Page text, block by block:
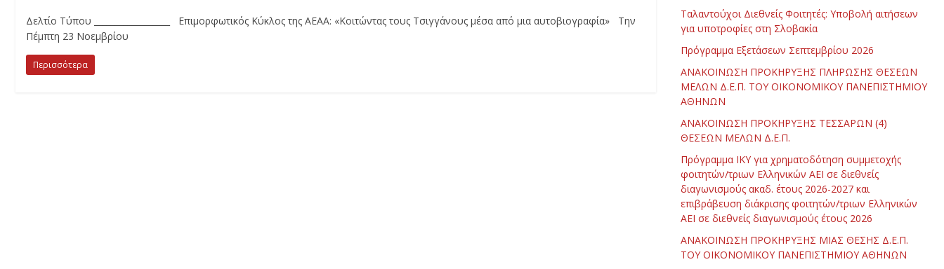
Δελτίο Τύπου __________________ Επιμορφωτικός Κύκλος της ΑΕΑΑ: «Κοιτώντας τους Τσιγγάνους μέσα από μια αυτοβιογραφία» Την
Πέμπτη 23 Νοεμβρίου
Περισσότερα
Ταλαντούχοι Διεθνείς Φοιτητές: Υποβολή αιτήσεων
για υποτροφίες στη Σλοβακία
Πρόγραμμα Εξετάσεων Σεπτεμβρίου 2026
ΑΝΑΚΟΙΝΩΣΗ ΠΡΟΚΗΡΥΞΗΣ ΠΛΗΡΩΣΗΣ ΘΕΣΕΩΝ
ΜΕΛΩΝ Δ.Ε.Π. ΤΟΥ ΟΙΚΟΝΟΜΙΚΟΥ ΠΑΝΕΠΙΣΤΗΜΙΟΥ
ΑΘΗΝΩΝ
ΑΝΑΚΟΙΝΩΣΗ ΠΡΟΚΗΡΥΞΗΣ ΤΕΣΣΑΡΩΝ (4)
ΘΕΣΕΩΝ ΜΕΛΩΝ Δ.Ε.Π.
Πρόγραμμα ΙΚΥ για χρηματοδότηση συμμετοχής
φοιτητών/τριων Ελληνικών ΑΕΙ σε διεθνείς
διαγωνισμούς ακαδ. έτους 2026-2027 και
επιβράβευση διάκρισης φοιτητών/τριων Ελληνικών
ΑΕΙ σε διεθνείς διαγωνισμούς έτους 2026
ΑΝΑΚΟΙΝΩΣΗ ΠΡΟΚΗΡΥΞΗΣ ΜΙΑΣ ΘΕΣΗΣ Δ.Ε.Π.
ΤΟΥ ΟΙΚΟΝΟΜΙΚΟΥ ΠΑΝΕΠΙΣΤΗΜΙΟΥ ΑΘΗΝΩΝ